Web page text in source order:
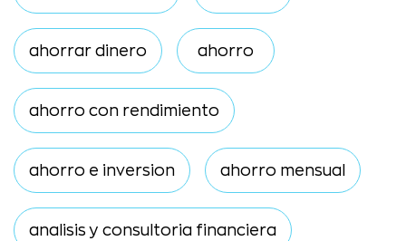
ahorrar dinero ahorro
ahorro con rendimiento
ahorro e inversion ahorro mensual
analisis y consultoria financiera